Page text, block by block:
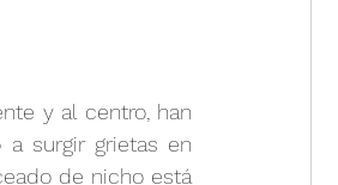
y al centro, han
a surgir grietas en
de nicho está